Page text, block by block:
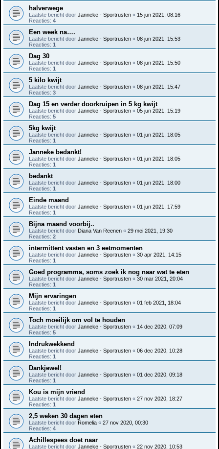
halverwege
Laatste bericht door Janneke - Sportrusten « 15 jun 2021, 08:16
Reacties: 4
Een week na….
Laatste bericht door Janneke - Sportrusten « 08 jun 2021, 15:53
Reacties: 1
Dag 30
Laatste bericht door Janneke - Sportrusten « 08 jun 2021, 15:50
Reacties: 1
5 kilo kwijt
Laatste bericht door Janneke - Sportrusten « 08 jun 2021, 15:47
Reacties: 3
Dag 15 en verder doorkruipen in 5 kg kwijt
Laatste bericht door Janneke - Sportrusten « 05 jun 2021, 15:19
Reacties: 5
5kg kwijt
Laatste bericht door Janneke - Sportrusten « 01 jun 2021, 18:05
Reacties: 1
Janneke bedankt!
Laatste bericht door Janneke - Sportrusten « 01 jun 2021, 18:05
Reacties: 1
bedankt
Laatste bericht door Janneke - Sportrusten « 01 jun 2021, 18:00
Reacties: 1
Einde maand
Laatste bericht door Janneke - Sportrusten « 01 jun 2021, 17:59
Reacties: 1
Bijna maand voorbij..
Laatste bericht door Diana Van Reenen « 29 mei 2021, 19:30
Reacties: 2
intermittent vasten en 3 eetmomenten
Laatste bericht door Janneke - Sportrusten « 30 apr 2021, 14:15
Reacties: 1
Goed programma, soms zoek ik nog naar wat te eten
Laatste bericht door Janneke - Sportrusten « 30 mar 2021, 20:04
Reacties: 1
Mijn ervaringen
Laatste bericht door Janneke - Sportrusten « 01 feb 2021, 18:04
Reacties: 1
Toch moeilijk om vol te houden
Laatste bericht door Janneke - Sportrusten « 14 dec 2020, 07:09
Reacties: 5
Indrukwekkend
Laatste bericht door Janneke - Sportrusten « 06 dec 2020, 10:28
Reacties: 1
Dankjewel!
Laatste bericht door Janneke - Sportrusten « 01 dec 2020, 09:18
Reacties: 1
Kou is mijn vriend
Laatste bericht door Janneke - Sportrusten « 27 nov 2020, 18:27
Reacties: 1
2,5 weken 30 dagen eten
Laatste bericht door Romelia « 27 nov 2020, 00:30
Reacties: 4
Achillespees doet naar
Laatste bericht door Janneke - Sportrusten « 22 nov 2020, 10:53